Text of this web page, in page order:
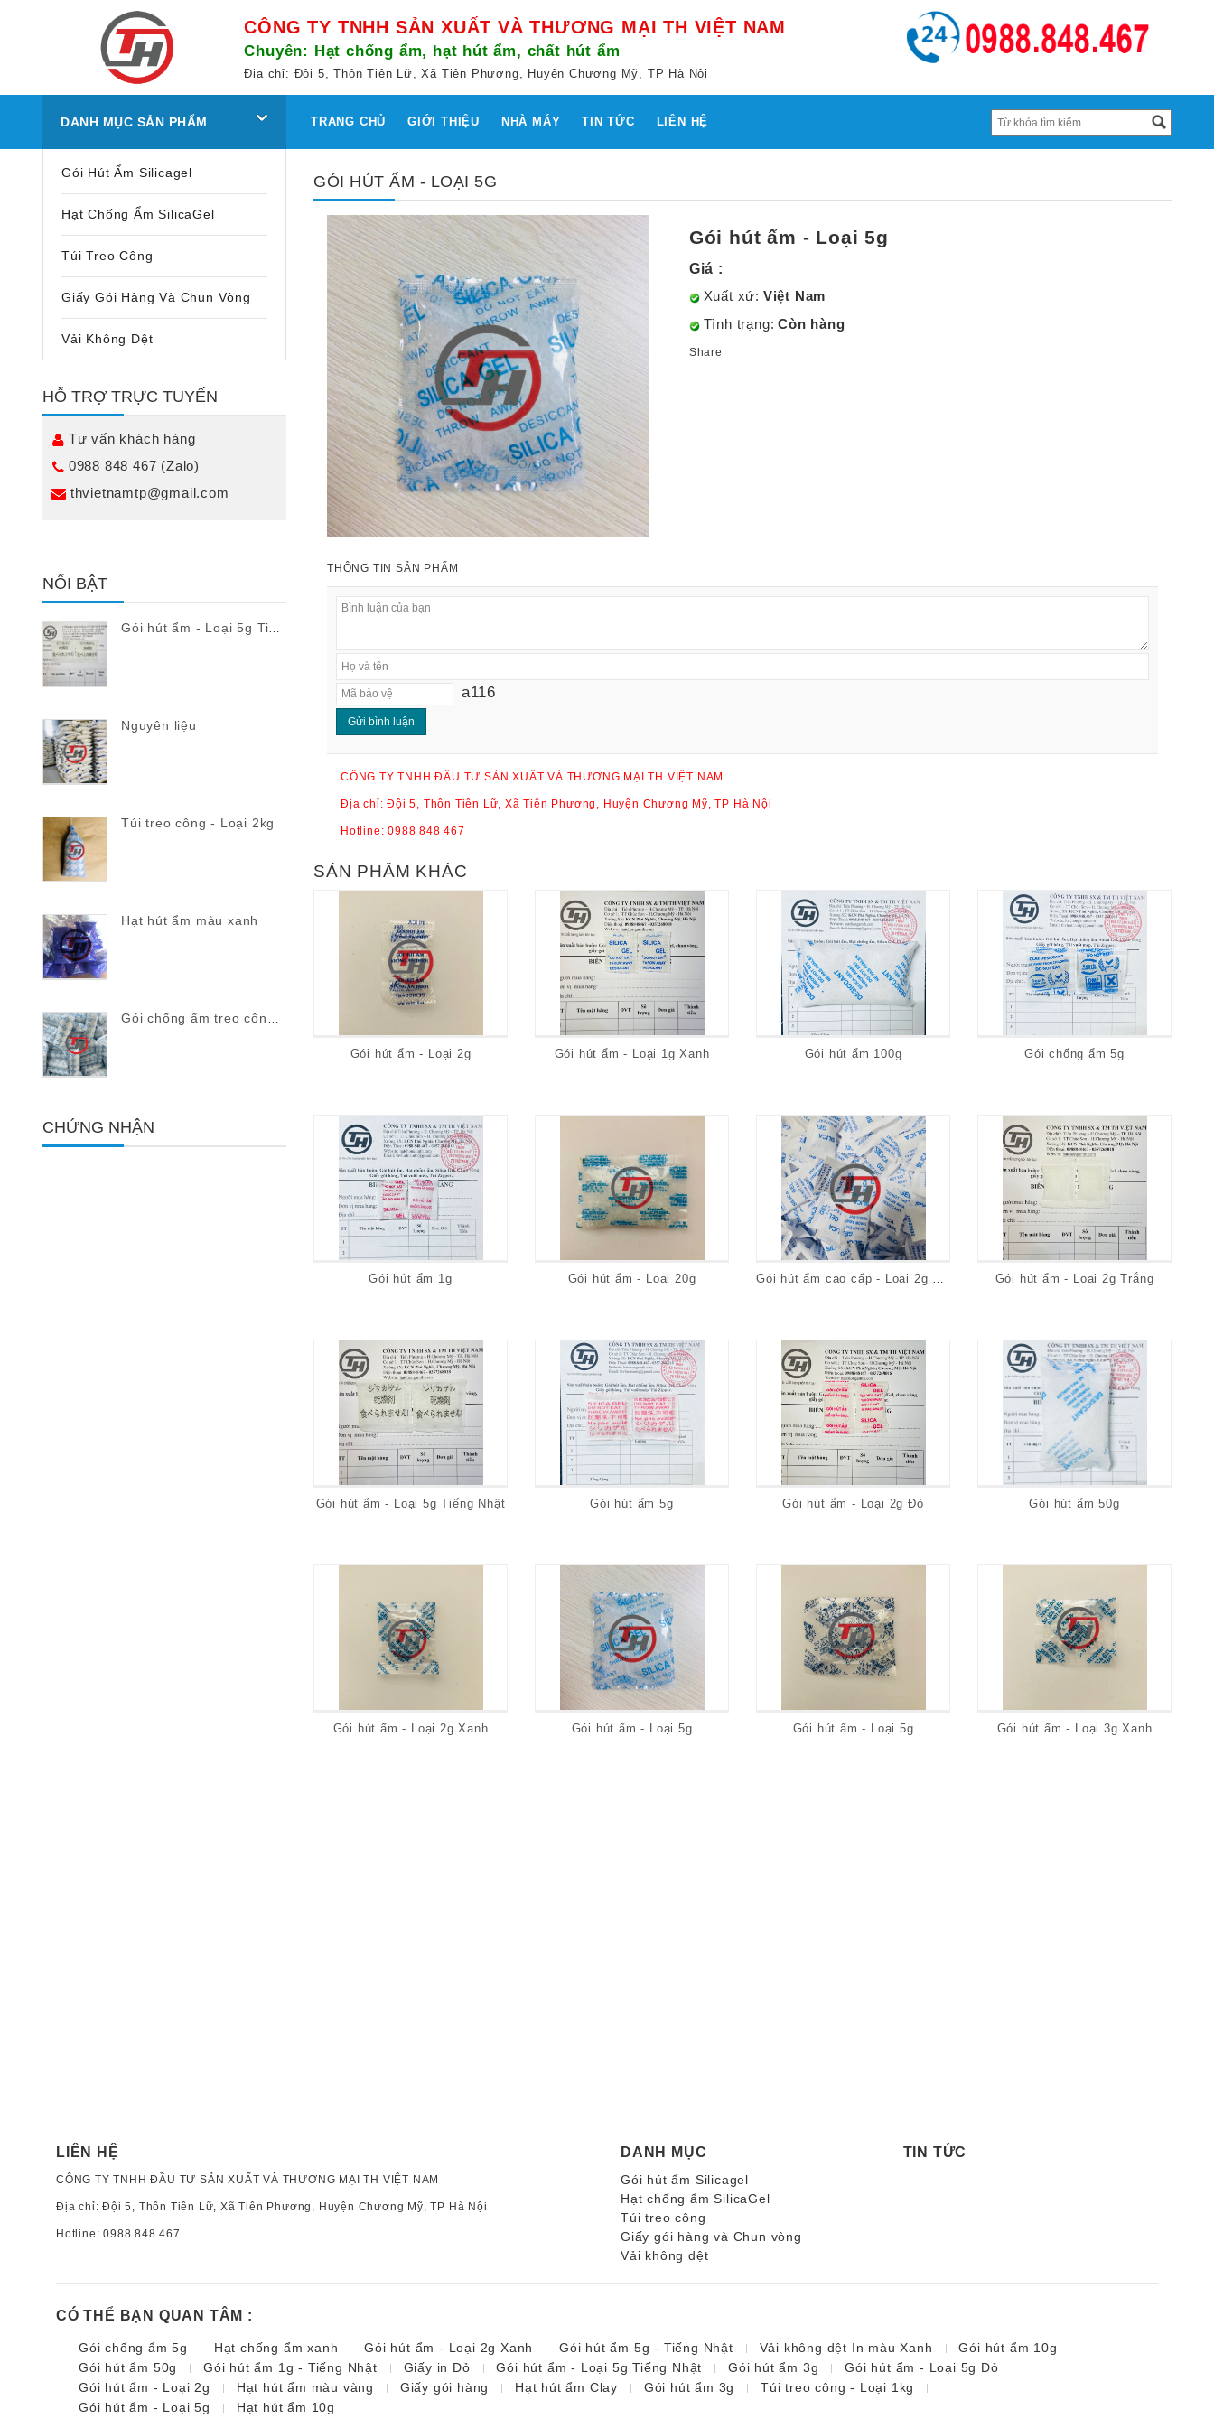
CÔNG TY TNHH SẢN XUẤT VÀ THƯƠNG MẠI TH VIỆT NAM
Chuyên: Hạt chống ẩm, hạt hút ẩm, chất hút ẩm
Địa chỉ: Đội 5, Thôn Tiên Lữ, Xã Tiên Phương, Huyện Chương Mỹ, TP Hà Nội
DANH MỤC SẢN PHẨM TRANG CHỦ GIỚI THIỆU NHÀ MÁY TIN TỨC LIÊN HỆ
Gói Hút Ẩm Silicagel
Hạt Chống Ẩm SilicaGel
Túi Treo Công
Giấy Gói Hàng Và Chun Vòng
Vải Không Dệt
HỖ TRỢ TRỰC TUYẾN
Tư vấn khách hàng
0988 848 467 (Zalo)
thvietnamtp@gmail.com
NỔI BẬT
Gói hút ẩm - Loại 5g Tiếng Nhật
Nguyên liệu
Túi treo công - Loại 2kg
Hạt hút ẩm màu xanh
Gói chống ẩm treo công 1kg
CHỨNG NHẬN
GÓI HÚT ẨM - LOẠI 5G
Gói hút ẩm - Loại 5g
Giá :
Xuất xứ: Việt Nam
Tình trạng: Còn hàng
Share
THÔNG TIN SẢN PHẨM
Gói hút ẩm - Loại 5g
a116
CÔNG TY TNHH ĐẦU TƯ SẢN XUẤT VÀ THƯƠNG MẠI TH VIỆT NAM
Địa chỉ: Đội 5, Thôn Tiên Lữ, Xã Tiên Phương, Huyện Chương Mỹ, TP Hà Nội
Hotline:0988 848 467
SẢN PHẨM KHÁC
Gói hút ẩm - Loại 2g Gói hút ẩm - Loại 1g Xanh Gói hút ẩm 100g Gói chống ẩm 5g
Gói hút ẩm 1g Gói hút ẩm - Loại 20g Gói hút ẩm - Loại 2g Trắng
Gói hút ẩm - Loại 5g Tiếng Nhật Gói hút ẩm 5g Gói hút ẩm - Loại 2g Đỏ Gói hút ẩm 50g
Gói hút ẩm - Loại 2g Xanh Gói hút ẩm - Loại 5g Gói hút ẩm - Loại 5g Gói hút ẩm - Loại 3g Xanh
LIÊN HỆ
CÔNG TY TNHH ĐẦU TƯ SẢN XUẤT VÀ THƯƠNG MẠI TH VIỆT NAM
Địa chỉ: Đội 5, Thôn Tiên Lữ, Xã Tiên Phương, Huyện Chương Mỹ, TP Hà Nội
Hotline:0988 848 467
DANH MỤC
Gói hút ẩm Silicagel
Hạt chống ẩm SilicaGel
Túi treo công
Giấy gói hàng và Chun vòng
Vải không dệt
TIN TỨC
CÓ THỂ BẠN QUAN TÂM :
Gói chống ẩm 5g Hạt chống ẩm xanh Gói hút ẩm - Loại 2g Xanh Gói hút ẩm 5g - Tiếng Nhật Vải không dệt In màu Xanh
Gói hút ẩm 10g
Gói hút ẩm 50g
Gói hút ẩm 1g - Tiếng Nhật Giấy in Đỏ Gói hút ẩm - Loại 5g Tiếng Nhật Gói hút ẩm 3g
Gói hút ẩm - Loại 5g Đỏ
Gói hút ẩm - Loại 2g
Hạt hút ẩm màu vàng Giấy gói hàng Hạt hút ẩm Clay Gói hút ẩm 3g
Túi treo công - Loại 1kg
Gói hút ẩm - Loại 5g
Hạt hút ẩm 10g